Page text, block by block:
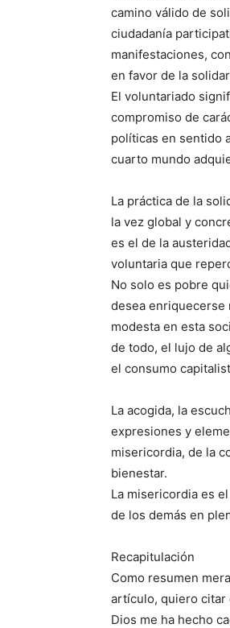
camino válido de
ciudadanía
manifestaciones,
en favor de la
El voluntariado
compromiso de
políticas en sentido
cuarto mundo
La práctica de la
la vez global y
es el de la
voluntaria que
No solo es pobre
desea enriquecerse
modesta en esta
de todo, el lujo de
el consumo
La acogida, la
expresiones y
misericordia, de la
bienestar.
La misericordia es
de los demás en
Recapitulación
Como resumen
artículo, quiero citar
Dios me ha hecho